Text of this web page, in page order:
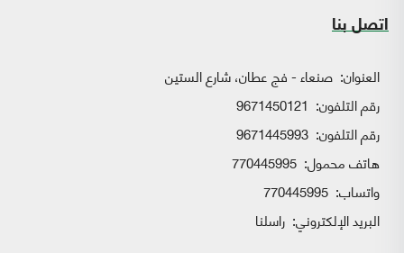
اتصل بنا
العنوان: صنعاء - فج عطان، شارع الستين
رقم التلفون: 9671450121
رقم التلفون: 9671445993
هاتف محمول: 770445995
واتساب:
البريد الإلكتروني: راسلنا